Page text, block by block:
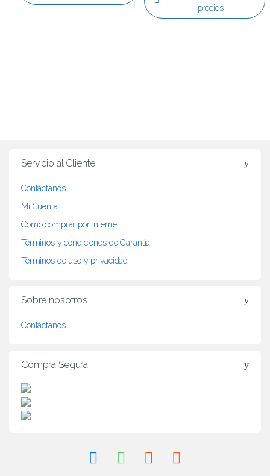
precios
Servicio al Cliente
Contáctanos
Mi Cuenta
Como comprar por internet
Términos y condiciones de Garantía
Términos de uso y privacidad
Sobre nosotros
Contáctanos
Compra Segura